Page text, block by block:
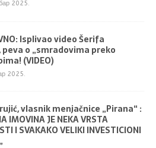
2025.
Isplivao video Šerifa
peva o „smradovima preko
(VIDEO)
2025.
vlasnik menjačnice „Pirana“ :
IMOVINA JE NEKA VRSTA
I SVAKAKO VELIKI INVESTICIONI